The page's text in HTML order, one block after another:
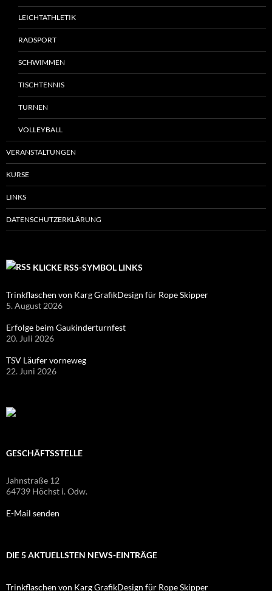
LEICHTATHLETIK
RADSPORT
SCHWIMMEN
TISCHTENNIS
TURNEN
VOLLEYBALL
VERANSTALTUNGEN
KURSE
LINKS
DATENSCHUTZERKLÄRUNG
KLICKE RSS-SYMBOL LINKS
Trinkflaschen von Karg GrafikDesign für Rope Skipper
5. August 2026
Erfolge beim Gaukinderturnfest
20. Juli 2026
TSV Läufer vorneweg
22. Juni 2026
GESCHÄFTSSTELLE
Jahnstraße 12
64739 Höchst i. Odw.
E-Mail senden
DIE 5 AKTUELLSTEN NEWS-EINTRÄGE
Trinkflaschen von Karg GrafikDesign für Rope Skipper